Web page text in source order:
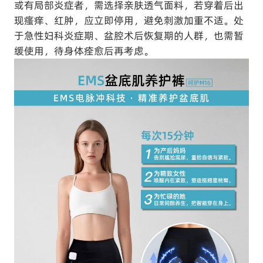
或有局部炎症者，需选择亲肤透气面料，若穿着后出
现瘙痒、红肿，应立即停用，避免刺激加重不适。处
于急性妇科炎症期、盆腔术后恢复期的人群，也需暂
缓使用，待身体痊愈后再考虑。